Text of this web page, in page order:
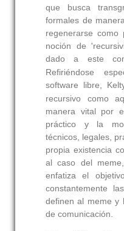
que busca
formales de
regenerarse como
noción de
dado a este
Refiriéndose
software libre,
recursivo como
manera vital por
práctico y la
técnicos, legales,
propia existencia
al caso del
enfatiza el
constantemente
definen al meme y
de comunicación.